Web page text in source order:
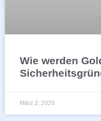
Wie werden
März 2, 2026